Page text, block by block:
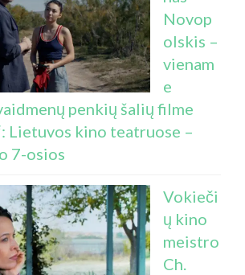
Novop
olskis –
vienam
e
penkių šalių filme
Lietuvos kino teatruose –
7-osios
Vokieči
ų kino
meistro
Ch.